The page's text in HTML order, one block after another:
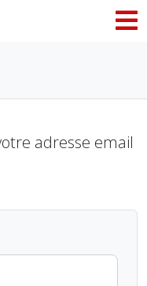
adresse email